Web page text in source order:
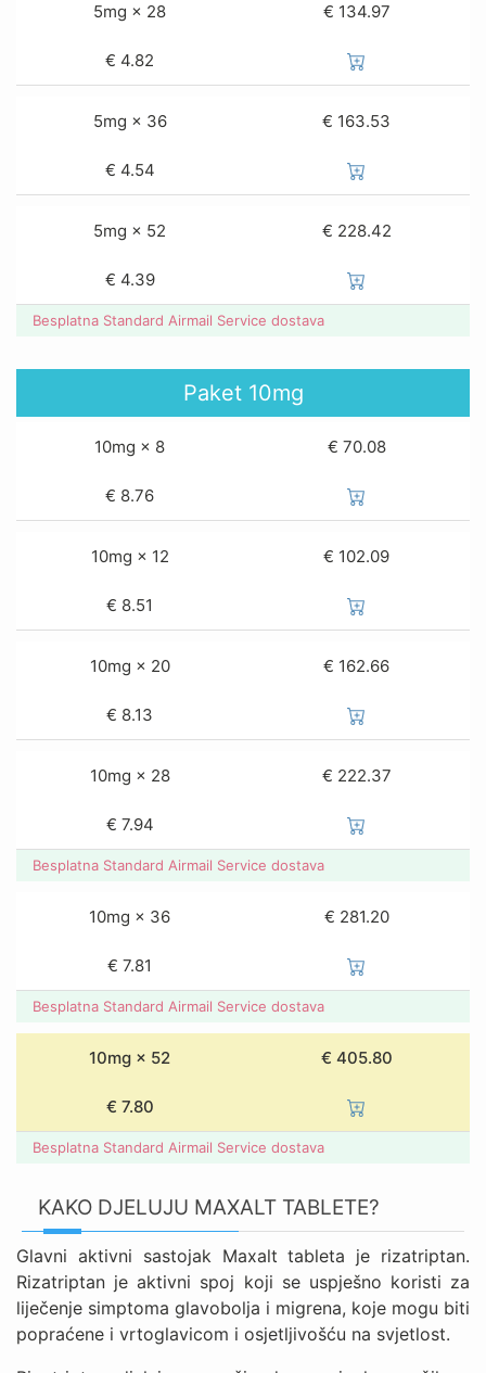
5mg × 28 € 134.97
€ 4.82
5mg × 36 € 163.53
€ 4.54
5mg × 52 € 228.42
€ 4.39
Besplatna Standard Airmail Service dostava
Paket10mg
10mg × 8 € 70.08
€ 8.76
10mg × 12 € 102.09
€ 8.51
10mg × 20 € 162.66
€ 8.13
10mg × 28 € 222.37
€ 7.94
Besplatna Standard Airmail Service dostava
10mg × 36 € 281.20
€ 7.81
Besplatna Standard Airmail Service dostava
10mg × 52 € 405.80
€ 7.80
Besplatna Standard Airmail Service dostava
KAKO DJELUJU MAXALT TABLETE?
Glavni aktivni sastojak Maxalt tableta je rizatriptan.
Rizatriptan je aktivni spoj koji se uspješno koristi za
liječenje simptoma glavobolja i migrena, koje mogu biti
popraćene i vrtoglavicom i osjetljivošću na svjetlost.